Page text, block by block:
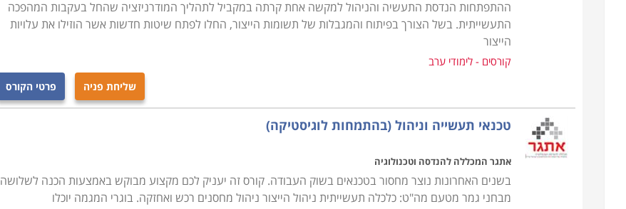
ההתפתחות הנדסת התעשיה והניהול למקשה אחת קרתה במקביל לתהליך המודרניזציה שהחל בעקבות המהפכה
התעשייתית. בשל הצורך בפיתוח והמגבלות של תשומות הייצור, החלו לפתח שיטות חדשות אשר הוזילו את עלויות
הייצור
קורסים - לימודי ערב
שליחת פניה פרטי הקורס
טכנאי תעשייה וניהול (בהתמחות לוגיסטיקה)
אתגר המכללה להנדסה וטכנולוגיה
בשנים האחרונות נוצר מחסור בטכנאים בשוק העבודה. קורס זה יעניק לכם מקצוע מבוקש באמצעות הכנה לשלושה
מבחני גמר מטעם מה"ט: כלכלה תעשייתית ניהול הייצור ניהול מחסנים רכש ואחזקה. בוגרי המגמה יוכלו